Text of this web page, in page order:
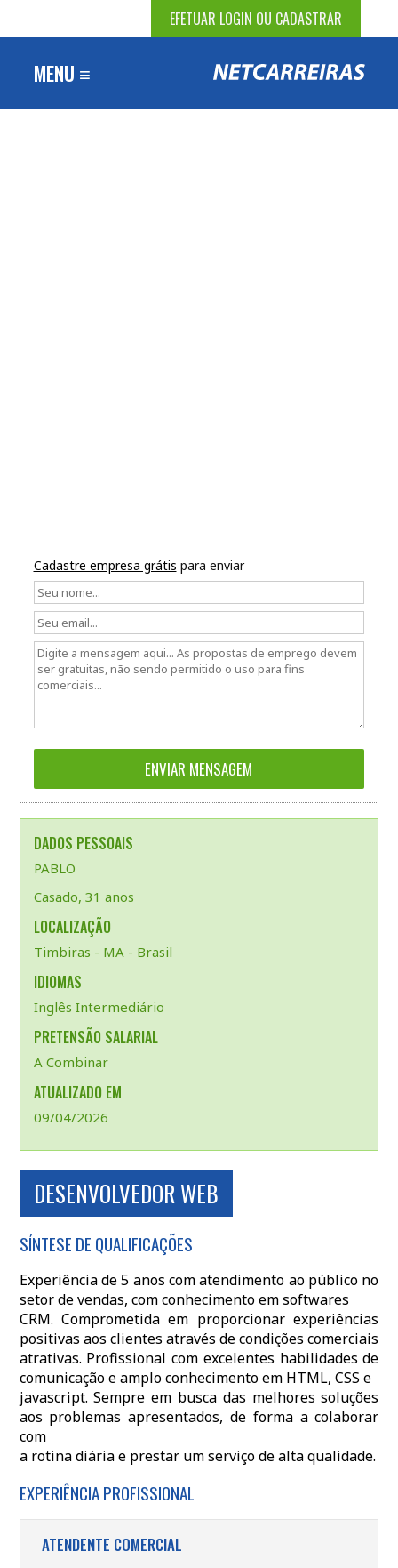
EFETUAR LOGIN OU CADASTRAR
MENU ≡
Cadastre empresa grátis para enviar
DADOS PESSOAIS
PABLO
Casado, 31 anos
LOCALIZAÇÃO
Timbiras - MA - Brasil
IDIOMAS
Inglês Intermediário
PRETENSÃO SALARIAL
A Combinar
ATUALIZADO EM
09/04/2026
DESENVOLVEDOR WEB
SÍNTESE DE QUALIFICAÇÕES
Experiência de 5 anos com atendimento ao público no
setor de vendas, com conhecimento em softwares
CRM. Comprometida em proporcionar experiências
positivas aos clientes através de condições comerciais
atrativas. Profissional com excelentes habilidades de
comunicação e amplo conhecimento em HTML, CSS e
javascript. Sempre em busca das melhores soluções
aos problemas apresentados, de forma a colaborar
com
a rotina diária e prestar um serviço de alta qualidade.
EXPERIÊNCIA PROFISSIONAL
ATENDENTE COMERCIAL